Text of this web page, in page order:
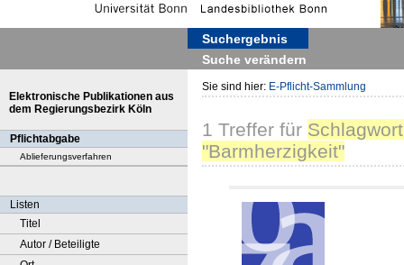
Suchergebnis
Suche verändern
Elektronische Publikationen aus
dem Regierungsbezirk Köln
Pflichtabgabe
Ablieferungsverfahren
Listen
Titel
Autor / Beteiligte
Sie sind hier: E-Pflicht-Sammlung
1 Treffer für
"Barmherzigkeit"